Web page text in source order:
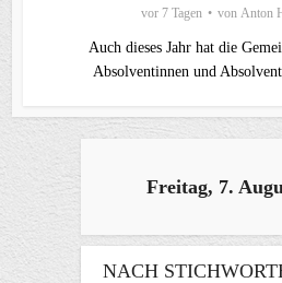
vor 7 Tagen von Anton
Auch dieses Jahr hat die
Absolventinnen und
Freitag, 7.
NACH